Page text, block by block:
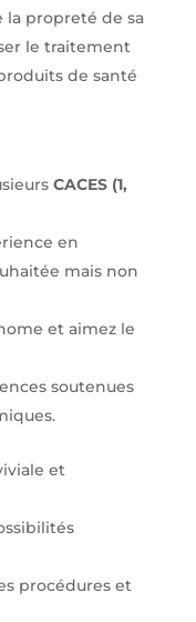
la propreté de sa
le traitement
de santé
CACES (1,
en
mais non
et aimez le
soutenues
et
procédures et